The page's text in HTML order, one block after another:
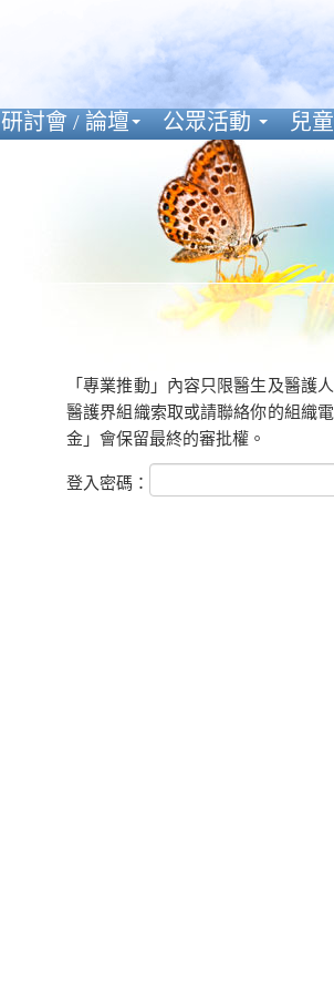
「專業推動」內容只限醫生及醫護
醫護界組織索取或請聯絡你的組織
金」會保留最終的審批權。
登入密碼：
研討會 / 論壇 公眾活動 兒